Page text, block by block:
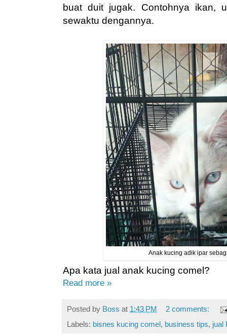
buat duit jugak. Contohnya ikan,
sewaktu dengannya.
Anak kucing adik ipar
Apa kata jual anak kucing comel?
Read more »
Posted by Boss at 1:43 PM
2 comments:
Labels: bisnes kucing comel, business tips, jual